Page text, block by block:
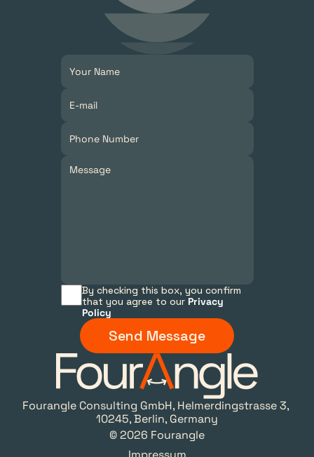
By checking this box, you confirm
that you agree to our Privacy
Policy
Send Message
Fourangle Consulting GmbH, Helmerdingstrasse 3,
10245, Berlin, Germany
© 2026 Fourangle